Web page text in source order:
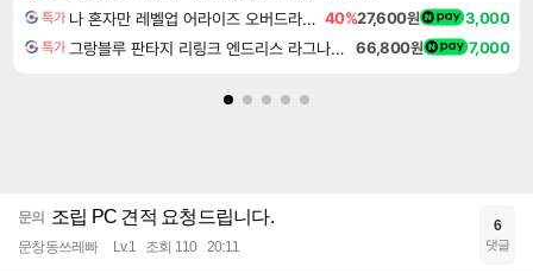
특가 나 혼자만 레벨업 어라이즈 오버드라이브 Solo Leveling Arise 40%27,600원 3,000
특가 그랑블루 판타지 리링크 엔드리스 라그나로크 Granblue Fantasy Relink Endless Ragnarok 66,800원 7,000
문의 조립 PC 견적 요청드립니다.
문창동쓰레빠 Lv.1 조회 110 20:11
6
댓글